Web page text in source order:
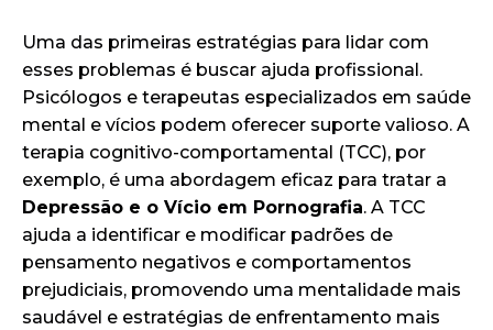
Uma das primeiras estratégias para lidar com
esses problemas é buscar ajuda profissional.
Psicólogos e terapeutas especializados em saúde
mental e vícios podem oferecer suporte valioso. A
terapia cognitivo-comportamental (TCC), por
exemplo, é uma abordagem eficaz para tratar a
Depressão e o Vício em Pornografia. A TCC
ajuda a identificar e modificar padrões de
pensamento negativos e comportamentos
prejudiciais, promovendo uma mentalidade mais
saudável e estratégias de enfrentamento mais